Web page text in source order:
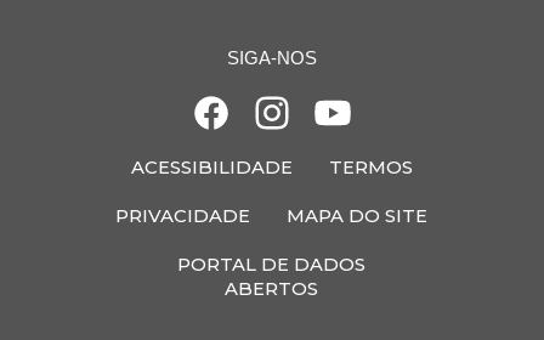
Acesso à Informação
Fale Conosco
SIGA-NOS
ACESSIBILIDADE TERMOS
PRIVACIDADE MAPA DO SITE
PORTAL DE DADOS
ABERTOS